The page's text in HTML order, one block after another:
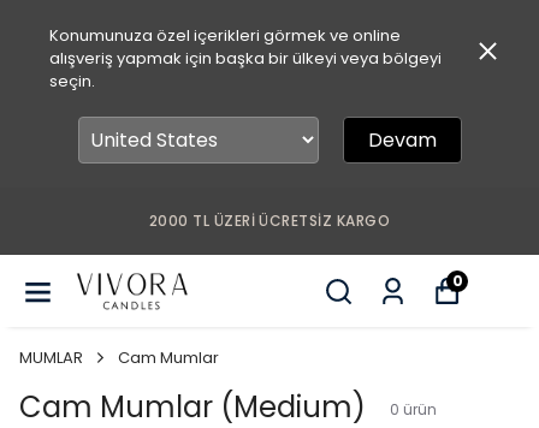
Konumunuza özel içerikleri görmek ve online
alışveriş yapmak için başka bir ülkeyi veya bölgeyi
seçin.
Devam
2000 TL ÜZERİ ÜCRETSİZ KARGO
0
MUMLAR Cam Mumlar
Cam Mumlar (Medium) 0 ürün